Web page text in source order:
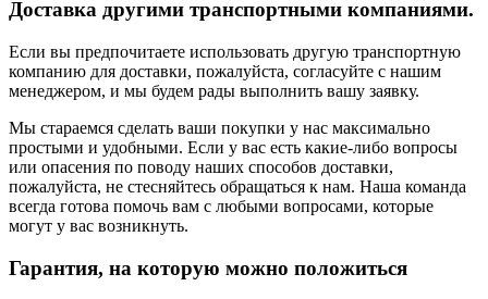
Доставка другими транспортными компаниями.
Если вы предпочитаете использовать другую транспортную
компанию для доставки, пожалуйста, согласуйте с нашим
менеджером, и мы будем рады выполнить вашу заявку.
Мы стараемся сделать ваши покупки у нас максимально
простыми и удобными. Если у вас есть какие-либо вопросы
или опасения по поводу наших способов доставки,
пожалуйста, не стесняйтесь обращаться к нам. Наша команда
всегда готова помочь вам с любыми вопросами, которые
могут у вас возникнуть.
Гарантия, на которую можно положиться